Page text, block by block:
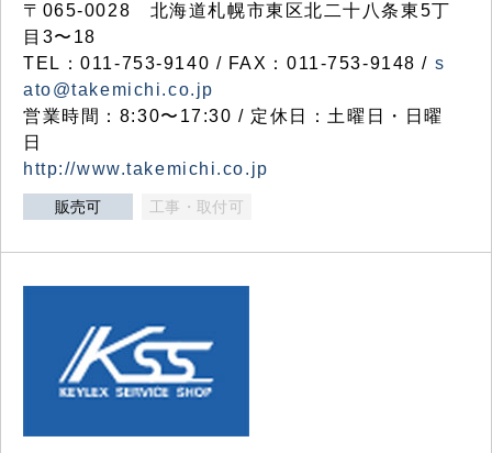
〒065-0028 北海道札幌市東区北二十八条東5丁
目3〜18
TEL：011-753-9140 / FAX：011-753-9148 / s
ato@takemichi.co.jp
営業時間：8:30〜17:30 / 定休日：土曜日・日曜
日
http://www.takemichi.co.jp
販売可 工事・取付可